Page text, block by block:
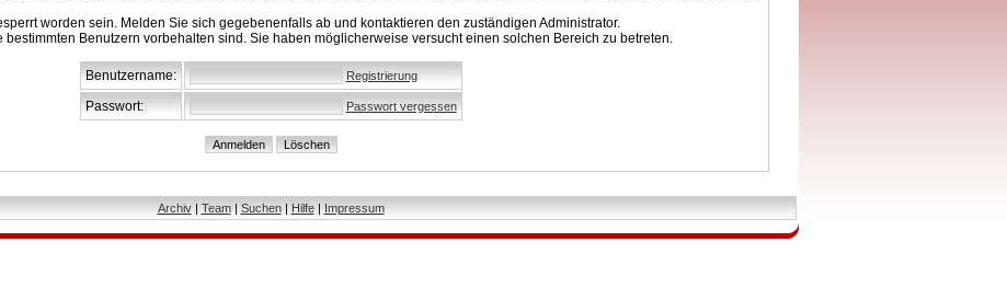
worden sein. Melden Sie sich gegebenenfalls ab und kontaktieren den zuständigen Administrator.
bestimmten Benutzern vorbehalten sind. Sie haben möglicherweise versucht einen solchen Bereich zu betreten.
Benutzername: Registrierung
Passwort: Passwort vergessen
Archiv| Team| Suchen| Hilfe| Impressum